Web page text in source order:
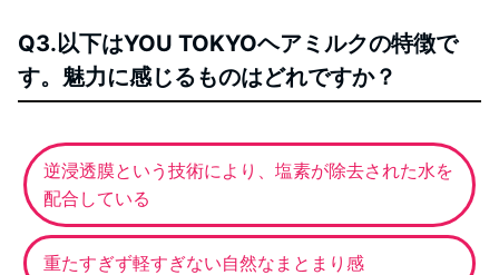
Q3.以下はYOU TOKYOヘアミルクの特徴で
す。魅力に感じるものはどれですか？
逆浸透膜という技術により、塩素が除去された水を
配合している
重たすぎず軽すぎない自然なまとまり感